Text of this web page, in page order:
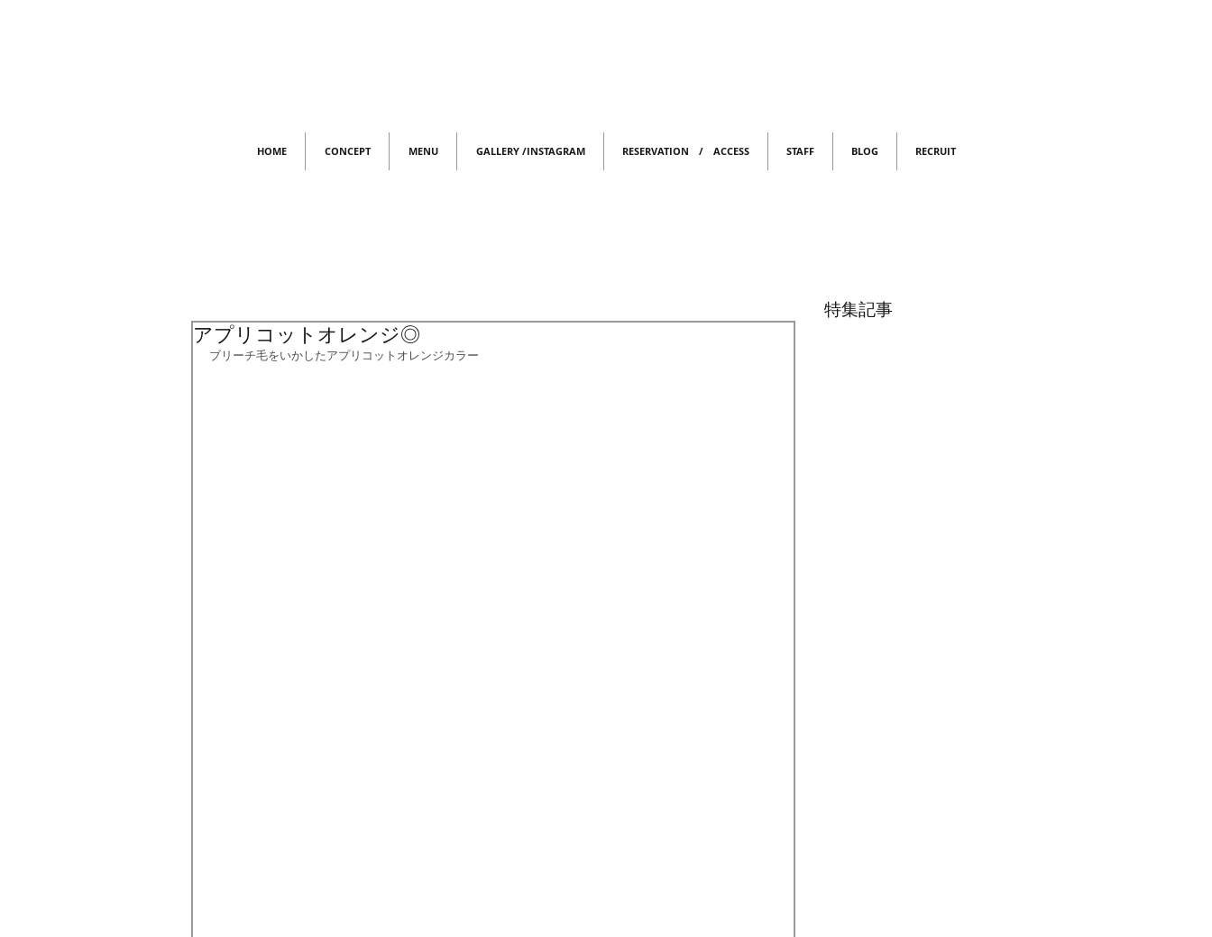
HOME CONCEPT MENU GALLERY /INSTAGRAM RESERVATION / ACCESS STAFF BLOG RECRUIT
アプリコットオレンジ◎
ブリーチ毛をいかしたアプリコットオレンジカラー
特集記事